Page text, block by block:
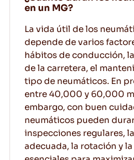
en un MG?
La vida útil de los
depende de varios
hábitos de conducción,
de la carretera, el
tipo de neumáticos. En
entre 40,000 y 60,000
embargo, con buen
neumáticos pueden
inspecciones regulares,
adecuada, la rotación y